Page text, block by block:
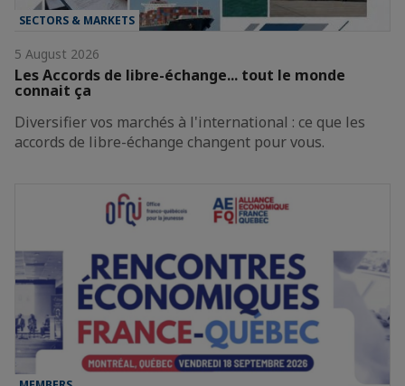
SECTORS & MARKETS
5 August 2026
Les Accords de libre-échange... tout le monde
connait ça
Diversifier vos marchés à l'international : ce que les
accords de libre-échange changent pour vous.